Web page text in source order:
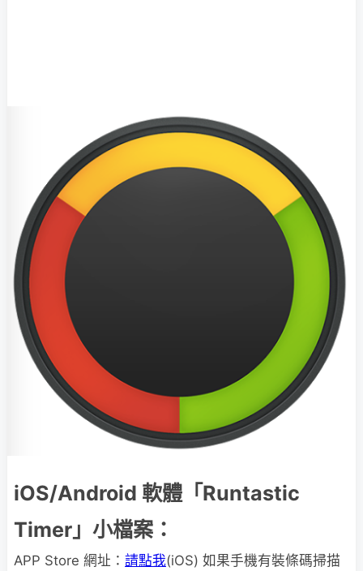
iOS/Android 軟體「Runtastic
Timer」小檔案：
APP Store 網址： 請點我(iOS) 如果手機有裝條碼掃描